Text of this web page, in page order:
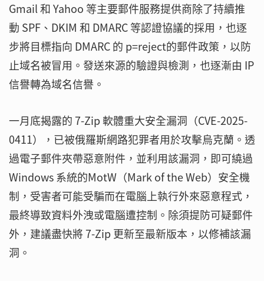
Gmail 和 Yahoo 等主要郵件服務提供商除了持續推
動 SPF、DKIM 和 DMARC 等認證協議的採用，也逐
步將目標指向 DMARC 的 p=reject的郵件政策，以防
止域名被冒用。發送來源的驗證與檢測，也逐漸由 IP
信譽轉為域名信譽。
一月底揭露的 7-Zip 軟體重大安全漏洞（CVE-2025-
0411），已被俄羅斯網路犯罪者用於攻擊烏克蘭。透
過電子郵件夾帶惡意附件，並利用該漏洞，即可繞過
Windows 系統的MotW（Mark of the Web）安全機
制，受害者可能受騙而在電腦上執行外來惡意程式，
最終導致資料外洩或電腦遭控制。除須提防可疑郵件
外，建議盡快將 7-Zip 更新至最新版本，以修補該漏
洞。